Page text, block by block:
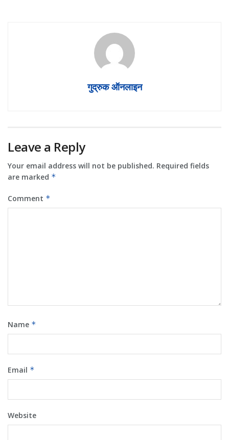
गुद्रुक ऑनलाइन
Leave a Reply
Your email address will not be published. Required fields
are marked *
Comment *
Name *
Email *
Website